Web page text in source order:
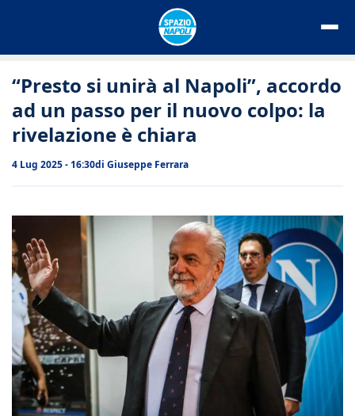
“Presto si unirà al Napoli”, accordo
ad un passo per il nuovo colpo: la
rivelazione è chiara
4 Lug 2025 - 16:30di Giuseppe Ferrara